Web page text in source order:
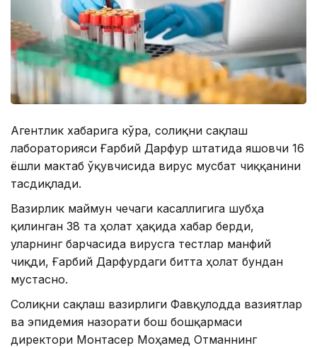
Агентлик хабарига кўра, соғлиқни сақлаш
лабораторияси Ғарбий Дарфур штатида яшовчи 16
ёшли мактаб ўқувчисида вирус мусбат чиққанини
тасдиқлади.
Вазирлик маймун чечаги касаллигига шубҳа
қилинган 38 та ҳолат ҳақида хабар берди,
уларнинг барчасида вирусга тестлар манфий
чиқди, Ғарбий Дарфурдаги битта ҳолат бундан
мустасно.
Соғлиқни сақлаш вазирлиги Фавқулодда вазиятлар
ва эпидемия назорати бош бошқармаси
директори Монтасер Моҳамед Отманнинг